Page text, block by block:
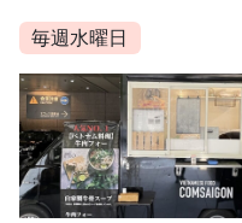
毎週水曜日